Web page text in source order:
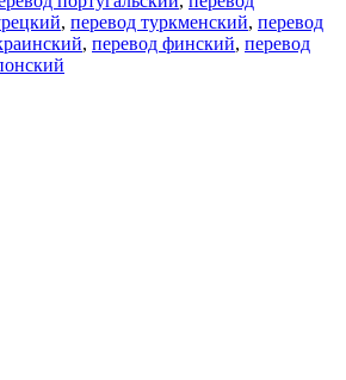
, перевод туркменский, перевод
, перевод финский, перевод